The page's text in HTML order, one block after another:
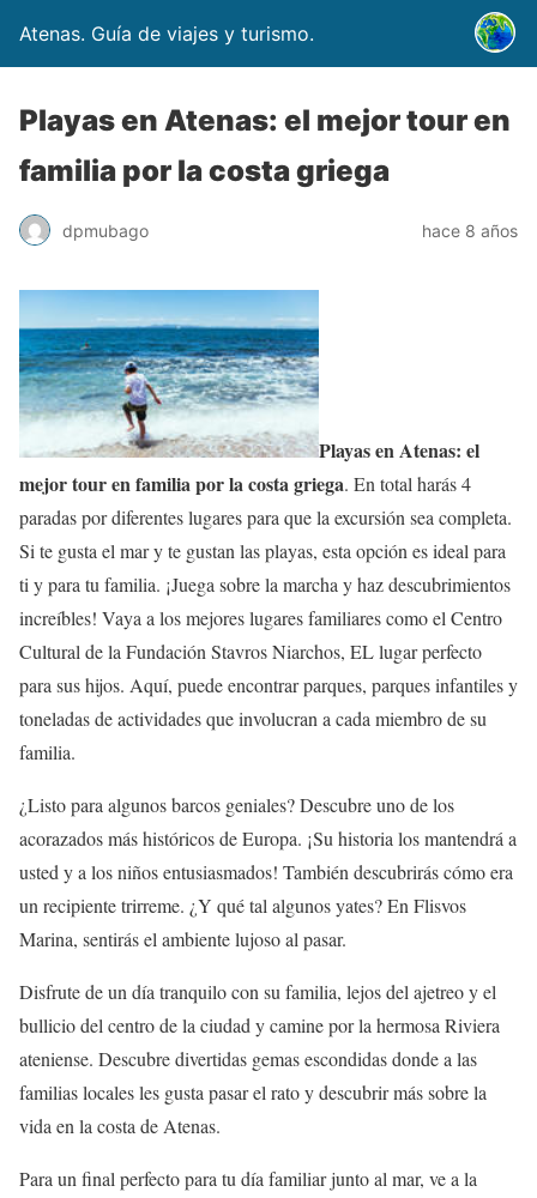
Atenas. Guía de viajes y turismo.
Playas en Atenas: el mejor tour en
familia por la costa griega
dpmubago hace 8 años
Playas en Atenas: el
mejor tour en familia por la costa griega. En total harás 4
paradas por diferentes lugares para que la excursión sea completa.
Si te gusta el mar y te gustan las playas, esta opción es ideal para
ti y para tu familia. ¡Juega sobre la marcha y haz descubrimientos
increíbles! Vaya a los mejores lugares familiares como el Centro
Cultural de la Fundación Stavros Niarchos, EL lugar perfecto
para sus hijos. Aquí, puede encontrar parques, parques infantiles y
toneladas de actividades que involucran a cada miembro de su
familia.
¿Listo para algunos barcos geniales? Descubre uno de los
acorazados más históricos de Europa. ¡Su historia los mantendrá a
usted y a los niños entusiasmados! También descubrirás cómo era
un recipiente trirreme. ¿Y qué tal algunos yates? En Flisvos
Marina, sentirás el ambiente lujoso al pasar.
Disfrute de un día tranquilo con su familia, lejos del ajetreo y el
bullicio del centro de la ciudad y camine por la hermosa Riviera
ateniense. Descubre divertidas gemas escondidas donde a las
familias locales les gusta pasar el rato y descubrir más sobre la
vida en la costa de Atenas.
Para un final perfecto para tu día familiar junto al mar, ve a la